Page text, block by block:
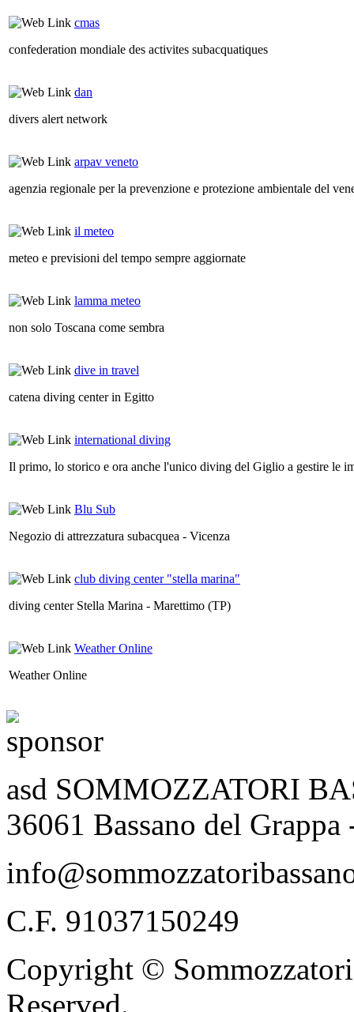
cmas
confederation mondiale des activites subacquatiques
dan
divers alert network
arpav veneto
agenzia regionale per la prevenzione e protezione ambientale del
il meteo
meteo e previsioni del tempo sempre aggiornate
lamma meteo
non solo Toscana come sembra
dive in travel
catena diving center in Egitto
international diving
Il primo, lo storico e ora anche l'unico diving del Giglio a gestire le
Blu Sub
Negozio di attrezzatura subacquea - Vicenza
club diving center "stella marina"
diving center Stella Marina - Marettimo (TP)
Weather Online
Weather Online
asd SOMMOZZATORI
36061 Bassano del
C.F. 91037150249
Copyright ©
Reserved.